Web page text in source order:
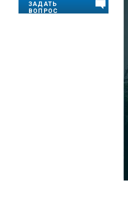
ЗАДАТЬ
ВОПРОС